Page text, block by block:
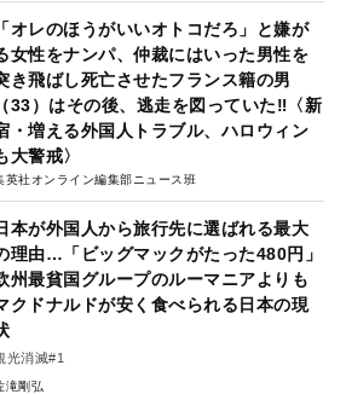
「オレのほうがいいオトコだろ」と嫌が
女性をナンパ、仲裁にはいった男性を
き飛ばし死亡させたフランス籍の男
（33）はその後、逃走を図っていた‼〈新
・増える外国人トラブル、ハロウィン
大警戒〉
英社オンライン編集部ニュース班
本が外国人から旅行先に選ばれる最大
理由…「ビッグマックがたった480円」
州最貧国グループのルーマニアよりも
クドナルドが安く食べられる日本の現
光消滅#1
滝剛弘